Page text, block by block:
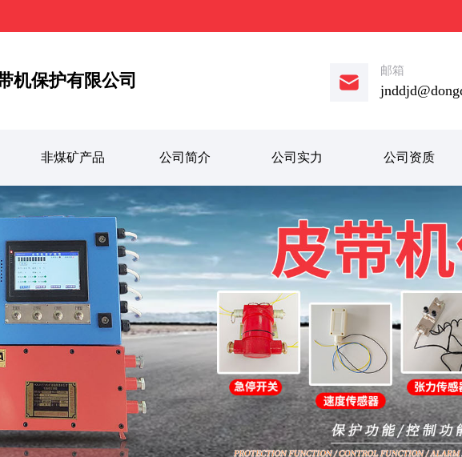
机保护有限公司 邮箱
非煤矿产品 公司简介 公司实力 公司资质